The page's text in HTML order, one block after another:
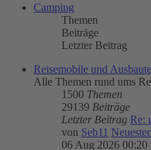
Camping
Themen
Beiträge
Letzter Beitrag
Reisemobile und
Alle Themen rund ums
1500 Themen
29139 Beiträge
Letzter Beitrag Re:
von Seb11
06 Aug 2026 00:20